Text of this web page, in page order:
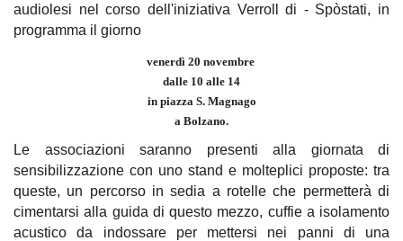
audiolesi nel corso dell'iniziativa Verroll di - Spòstati, in
programma il giorno
venerdì 20 novembre
dalle 10 alle 14
in piazza S. Magnago
a Bolzano.
Le associazioni saranno presenti alla giornata di
sensibilizzazione con uno stand e molteplici proposte: tra
queste, un percorso in sedia a rotelle che permetterà di
cimentarsi alla guida di questo mezzo, cuffie a isolamento
acustico da indossare per mettersi nei panni di una